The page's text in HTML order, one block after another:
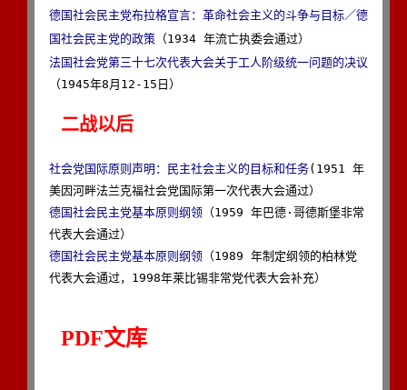
德国社会民主党布拉格宣言：革命社会主义的斗争与目标／德
国社会民主党的政策
法国社会党第三十七次代表大会关于工人阶级统一问题的决议
（1945年8月12-15日）
二战以后
社会党国际原则声明：民主社会主义的目标和任务(1951 年
德国社会民主党基本原则纲领（1959 年巴德·哥德斯堡非常
德国社会民主党基本原则纲领（1989 年制定纲领的柏林党
代表大会通过，1998年莱比锡非常党代表大会补充）
PDF文库